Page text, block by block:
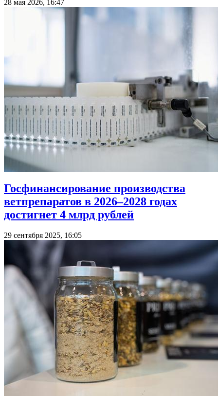
28 мая 2026, 16:47
Госфинансирование производства
ветпрепаратов в 2026–2028 годах
достигнет 4 млрд рублей
29 сентября 2025, 16:05